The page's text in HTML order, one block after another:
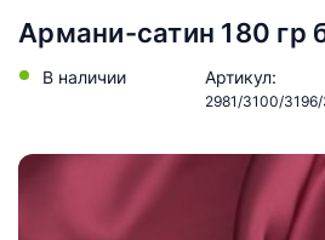
Армани-сатин 180 гр
В наличии Артикул:
2981/3100/